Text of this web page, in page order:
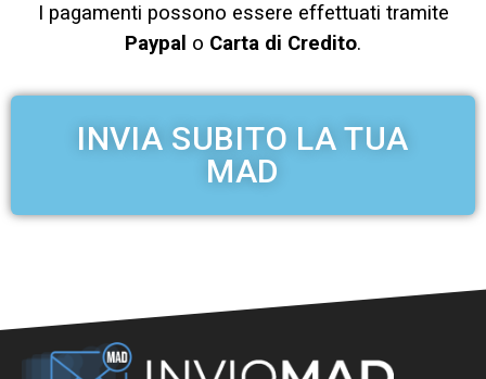
I pagamenti possono essere effettuati tramite
Paypal o Carta di Credito.
INVIA SUBITO LA TUA
MAD